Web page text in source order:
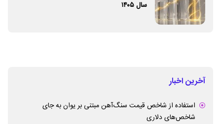
سال ۱۴۰۵
آخرین اخبار
استفاده از شاخص قیمت سنگ‌آهن مبتنی بر یوان به جای
شاخص‌های دلاری